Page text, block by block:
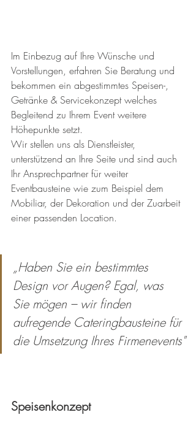
Im Einbezug auf Ihre Wünsche und
Vorstellungen, erfahren Sie Beratung und
bekommen ein abgestimmtes Speisen-,
Getränke & Servicekonzept welches
Begleitend zu Ihrem Event weitere
Höhepunkte setzt.
Wir stellen uns als Dienstleister,
unterstützend an Ihre Seite und sind auch
Ihr Ansprechpartner für weiter
Eventbausteine wie zum Beispiel dem
Mobiliar, der Dekoration und der Zuarbeit
einer passenden Location.
„Haben Sie ein bestimmtes
Design vor Augen? Egal, was
Sie mögen – wir finden
aufregende Cateringbausteine für
die Umsetzung Ihres Firmenevents"
Speisenkonzept